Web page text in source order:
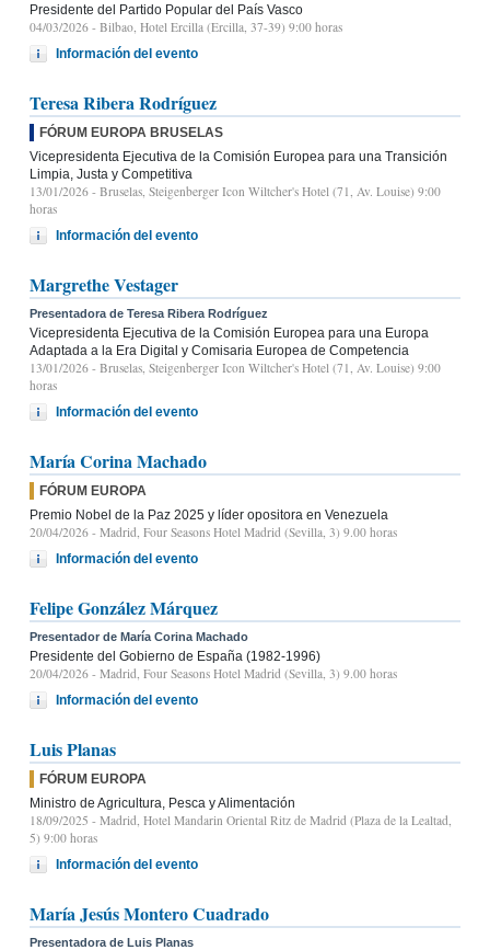
Presidente del Partido Popular del País Vasco
04/03/2026 - Bilbao, Hotel Ercilla (Ercilla, 37-39) 9:00 horas
Información del evento
Teresa Ribera Rodríguez
FÓRUM EUROPA BRUSELAS
Vicepresidenta Ejecutiva de la Comisión Europea para una Transición
Limpia, Justa y Competitiva
13/01/2026 - Bruselas, Steigenberger Icon Wiltcher's Hotel (71, Av. Louise) 9:00
horas
Información del evento
Margrethe Vestager
Presentadora de Teresa Ribera Rodríguez
Vicepresidenta Ejecutiva de la Comisión Europea para una Europa
Adaptada a la Era Digital y Comisaria Europea de Competencia
13/01/2026 - Bruselas, Steigenberger Icon Wiltcher's Hotel (71, Av. Louise) 9:00
horas
Información del evento
María Corina Machado
FÓRUM EUROPA
Premio Nobel de la Paz 2025 y líder opositora en Venezuela
20/04/2026 - Madrid, Four Seasons Hotel Madrid (Sevilla, 3) 9.00 horas
Información del evento
Felipe González Márquez
Presentador de María Corina Machado
Presidente del Gobierno de España (1982-1996)
20/04/2026 - Madrid, Four Seasons Hotel Madrid (Sevilla, 3) 9.00 horas
Información del evento
Luis Planas
FÓRUM EUROPA
Ministro de Agricultura, Pesca y Alimentación
18/09/2025 - Madrid, Hotel Mandarin Oriental Ritz de Madrid (Plaza de la Lealtad,
5) 9:00 horas
Información del evento
María Jesús Montero Cuadrado
Presentadora de Luis Planas